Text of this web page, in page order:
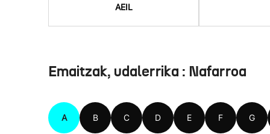
AEIL
Emaitzak, udalerrika : Nafarroa
A B C D E F G